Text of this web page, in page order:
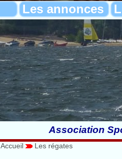
Les annonces
Association
Accueil Les régates